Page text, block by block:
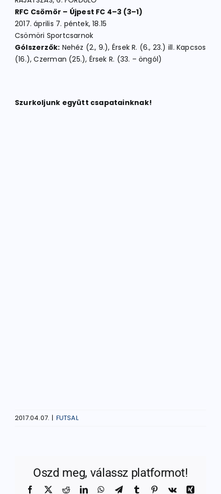
RFC Csömör – Újpest FC 4–3 (3–1)
2017. április 7. péntek, 18.15
Csömöri Sportcsarnok
Gólszerzők: Nehéz (2., 9.), Érsek R. (6., 23.) ill. Kapcsos
(16.), Czerman (25.), Érsek R. (33. – öngól)
Szurkoljunk együtt csapatainknak!
2017.04.07. | FUTSAL
Oszd meg, válassz platformot!
Facebook
X RedditLinkedInWhatsApp
TelegramTumblr Pinterest
Vk
Xing